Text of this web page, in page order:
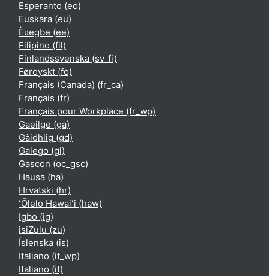
Esperanto ‎(eo)‎
Euskara ‎(eu)‎
Èʋegbe ‎(ee)‎
Filipino ‎(fil)‎
Finlandssvenska ‎(sv_fi)‎
Føroyskt ‎(fo)‎
Français (Canada) ‎(fr_ca)‎
Français ‎(fr)‎
Français pour Workplace ‎(fr_wp)‎
Gaeilge ‎(ga)‎
Gàidhlig ‎(gd)‎
Galego ‎(gl)‎
Gascon ‎(oc_gsc)‎
Hausa ‎(ha)‎
Hrvatski ‎(hr)‎
ʻŌlelo Hawaiʻi ‎(haw)‎
Igbo ‎(ig)‎
isiZulu ‎(zu)‎
Íslenska ‎(is)‎
Italiano ‎(it_wp)‎
Italiano ‎(it)‎